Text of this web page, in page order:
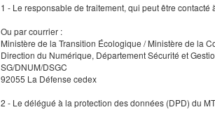
1 - Le responsable de traitement, qui peut être contacté
Ou par courrier :
Ministère de la Transition Écologique / Ministère de la
Direction du Numérique, Département Sécurité et
SG/DNUM/DSGC
92055 La Défense cedex
2 - Le délégué à la protection des données (DPD) du